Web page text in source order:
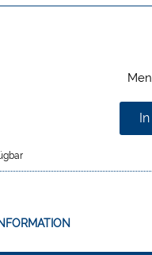
reißfestes Netzmaterial